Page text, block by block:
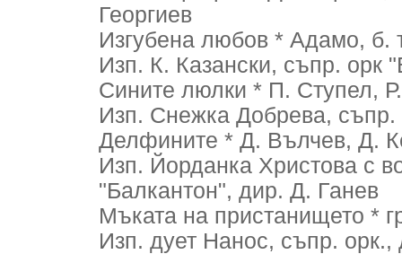
Георгиев
Изгубена любов * Адамо, б.
Изп. К. Казански, съпр. орк
Сините люлки * П. Ступел,
Изп. Снежка Добрева, съпр.
Делфините * Д. Вълчев, Д.
Изп. Йорданка Христова с
"Балкантон", дир. Д. Ганев
Мъката на пристанището *
Изп. дует Нанос, съпр. орк.,